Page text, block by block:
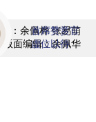
：余佩桦 张易萌
版面编辑：余佩华
首席赞赏官
虚位以待